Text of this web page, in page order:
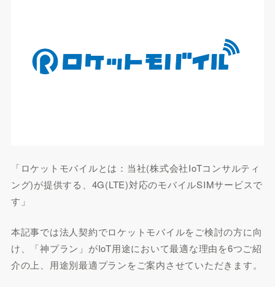
「ロケットモバイルとは：当社(株式会社IoTコンサルティ
ング)が提供する、4G(LTE)対応のモバイルSIMサービスで
す」
本記事では法人契約でロケットモバイルをご検討の方に向
け、「神プラン」がIoT用途において最適な理由を6つご紹
介の上、用途別最適プランをご案内させていただきます。